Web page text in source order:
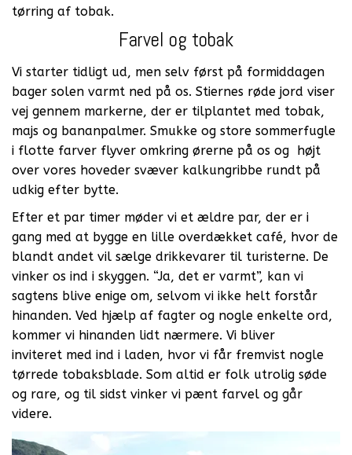
tørring af tobak.
Farvel og tobak
Vi starter tidligt ud, men selv først på formiddagen
bager solen varmt ned på os. Stiernes røde jord viser
vej gennem markerne, der er tilplantet med tobak,
majs og bananpalmer. Smukke og store sommerfugle
i flotte farver flyver omkring ørerne på os og højt
over vores hoveder svæver kalkungribbe rundt på
udkig efter bytte.
Efter et par timer møder vi et ældre par, der er i
gang med at bygge en lille overdækket café, hvor de
blandt andet vil sælge drikkevarer til turisterne. De
vinker os ind i skyggen. “Ja, det er varmt”, kan vi
sagtens blive enige om, selvom vi ikke helt forstår
hinanden. Ved hjælp af fagter og nogle enkelte ord,
kommer vi hinanden lidt nærmere. Vi bliver
inviteret med ind i laden, hvor vi får fremvist nogle
tørrede tobaksblade. Som altid er folk utrolig søde
og rare, og til sidst vinker vi pænt farvel og går
videre.